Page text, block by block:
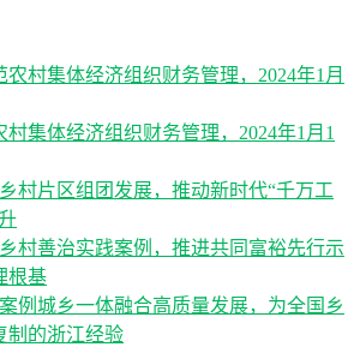
集体经济组织财务管理，2024年1月1
村片区组团发展，推动新时代“千万工
村善治实践案例，推进共同富裕先行示
根基
例城乡一体融合高质量发展，为全国乡
制的浙江经验